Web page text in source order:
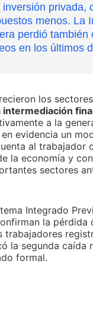
privada,
menos. La
perdió también
en los últimos
los
intermediación
a la
evidencia un
al trabajador
la economía y
sectores
Integrado
la pérdida
trabajadores
la segunda caída
formal.